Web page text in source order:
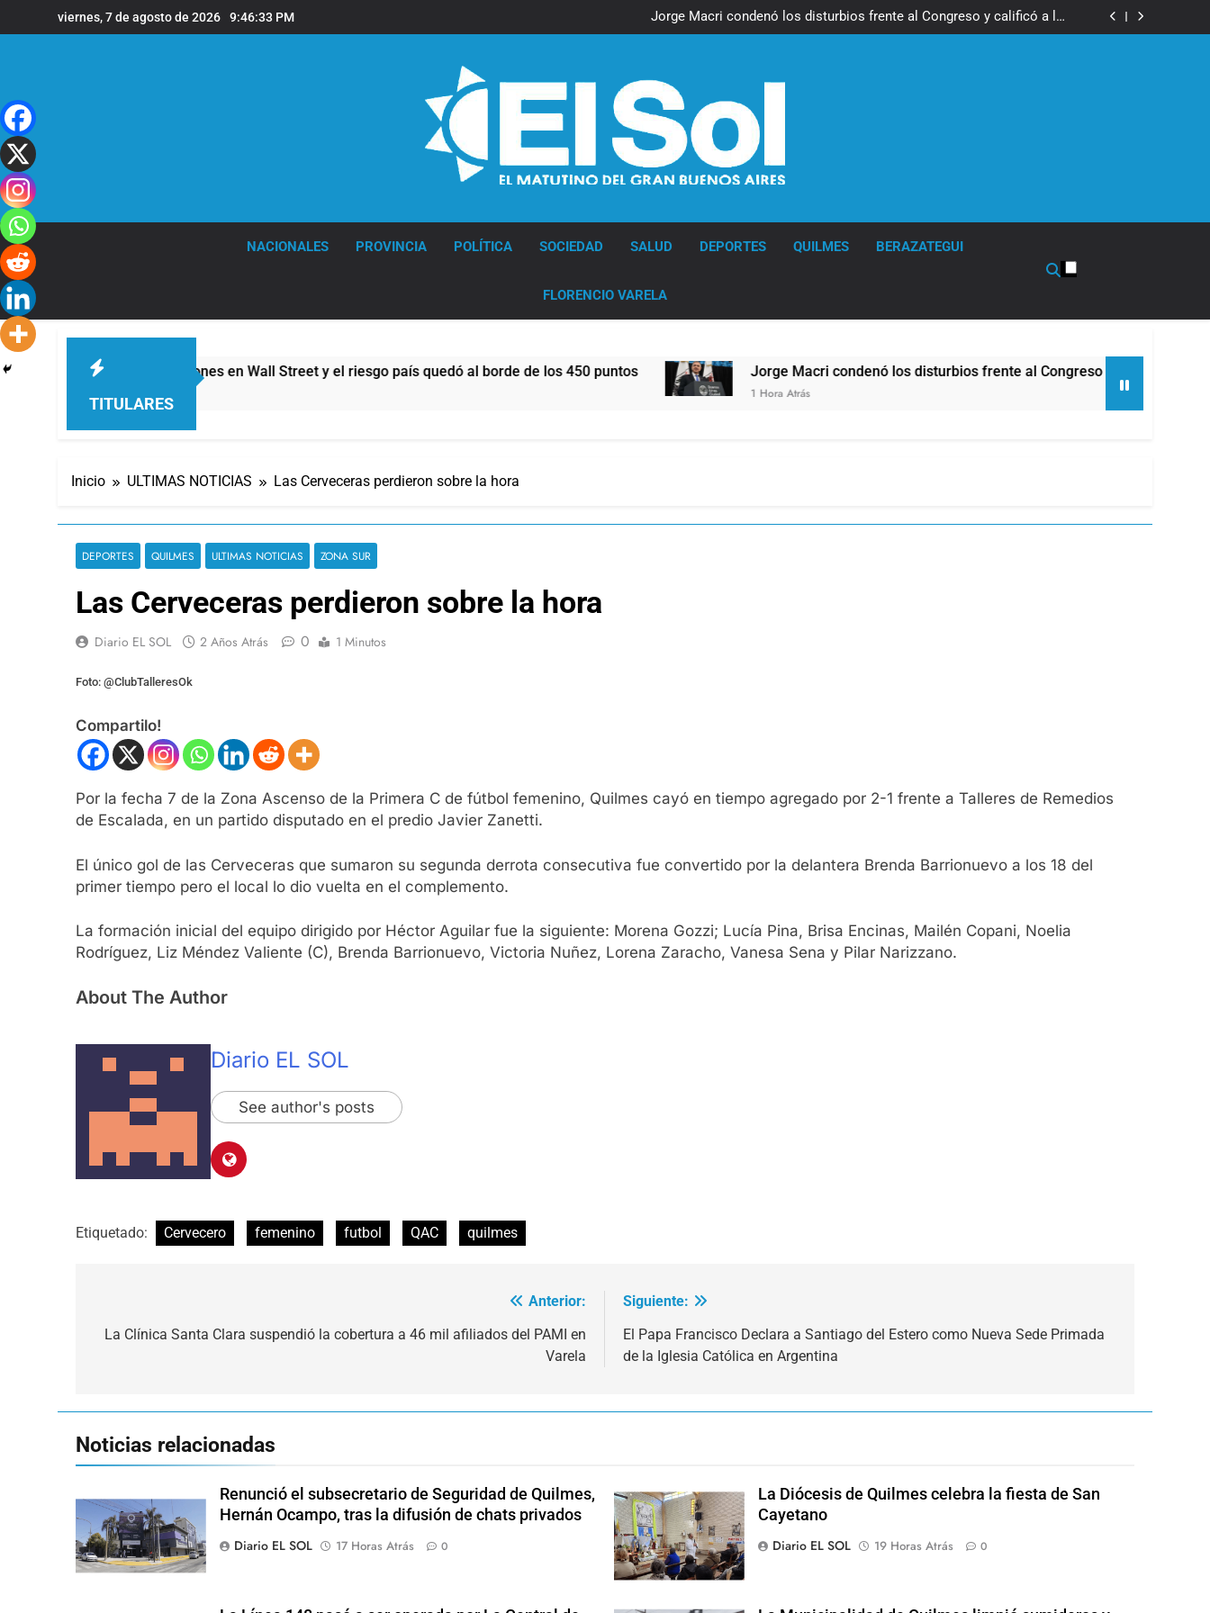
al
viernes, 7 de agosto de 2026 9:46:34 PM
en Wall Street y el riesgo país quedó al borde de los 450 puntos
Jorge Macri condenó los disturbios frente al Congreso y calificó a los
responsables como «delincuentes anarquistas»
Día Internacional de la Cerveza: los tres secretos para servirla
en Wall Street y el riesgo país quedó al borde de los 450 puntos
Jorge Macri condenó los disturbios frente al Congreso y calificó a los
Día Internacional de la Cerveza: los tres secretos para servirla
El frío polar se instala en Buenos Aires: mejora el tiempo y llegan las
NACIONALES PROVINCIA POLÍTICA SOCIEDAD SALUD DEPORTES QUILMES BERAZATEGUI
FLORENCIO VARELA
TITULARES
cayeron las acciones en Wall Street y el riesgo país quedó al borde de los 450 puntos Jorge Macri condenó los disturbios frente al Congreso y calificó a los
1 Hora Atrás
Inicio ULTIMAS NOTICIAS Las Cerveceras perdieron sobre la hora
DEPORTES QUILMES ULTIMAS NOTICIAS ZONA SUR
Las Cerveceras perdieron sobre la hora
Diario EL SOL 2 Años Atrás 0 1 Minutos
Foto: @ClubTalleresOk
Compartilo!
Por la fecha 7 de la Zona Ascenso de la Primera C de fútbol femenino, Quilmes cayó en tiempo agregado por 2-1 frente a Talleres de Remedios
de Escalada, en un partido disputado en el predio Javier Zanetti.
El único gol de las Cerveceras que sumaron su segunda derrota consecutiva fue convertido por la delantera Brenda Barrionuevo a los 18 del
primer tiempo pero el local lo dio vuelta en el complemento.
La formación inicial del equipo dirigido por Héctor Aguilar fue la siguiente: Morena Gozzi; Lucía Pina, Brisa Encinas, Mailén Copani, Noelia
Rodríguez, Liz Méndez Valiente (C), Brenda Barrionuevo, Victoria Nuñez, Lorena Zaracho, Vanesa Sena y Pilar Narizzano.
About The Author
Diario EL SOL
See author's posts
Etiquetado: Cervecero femenino futbol QAC quilmes
de
Anterior:
La Clínica Santa Clara suspendió la cobertura a 46 mil afiliados del PAMI en
Varela
Siguiente:
El Papa Francisco Declara a Santiago del Estero como Nueva Sede Primada
de la Iglesia Católica en Argentina
Noticias relacionadas
Renunció el subsecretario de Seguridad de Quilmes,
Hernán Ocampo, tras la difusión de chats privados
Diario EL SOL
17 Horas Atrás 0
La Diócesis de Quilmes celebra la fiesta de San
Cayetano
Diario EL SOL
19 Horas Atrás 0